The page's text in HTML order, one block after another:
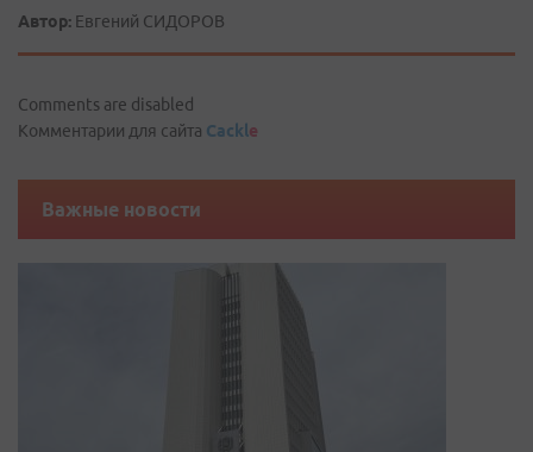
Автор: Евгений СИДОРОВ
Comments are disabled
Комментарии для сайта Cackle
Важные новости